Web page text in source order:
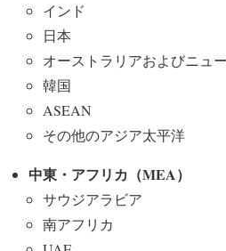
インド
日本
オーストラリアおよびニュ
韓国
ASEAN
その他のアジア太平洋
中東・アフリカ（MEA）
サウジアラビア
南アフリカ